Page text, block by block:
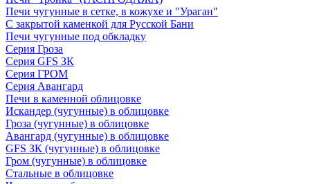
Печи чугунные в сетке, в кожухе и "Ураган"
С закрытой каменкой для Русской Бани
Печи чугунные под обкладку
Серия Гроза
Серия GFS ЗК
Серия ГРОМ
Серия Авангард
Печи в каменной облицовке
Искандер (чугунные) в облицовке
Гроза (чугунные) в облицовке
Авангард (чугунные) в облицовке
GFS ЗК (чугунные) в облицовке
Гром (чугунные) в облицовке
Стальные в облицовке